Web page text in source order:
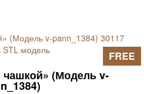
чашкой» (Модель v-
FREE